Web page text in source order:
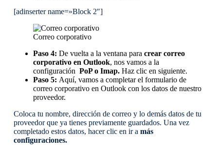
[adinserter name=»Block 2″]
Correo corporativo
Paso 4: De vuelta a la ventana para crear correo
corporativo en Outlook, nos vamos a la
configuración PoP o Imap. Haz clic en siguiente.
Paso 5: Aquí, vamos a completar el formulario de
correo corporativo en Outlook con los datos de nuestro
proveedor.
Coloca tu nombre, dirección de correo y lo demás datos de tu
proveedor que ya tienes previamente guardados. Una vez
completado estos datos, hacer clic en ir a más
configuraciones.